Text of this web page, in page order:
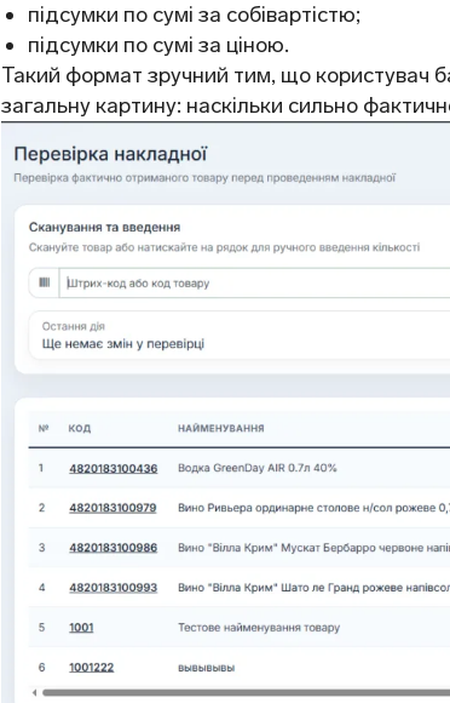
підсумки по сумі за собівартістю;
підсумки по сумі за ціною.
Такий формат зручний тим, що користувач
загальну картину: наскільки сильно